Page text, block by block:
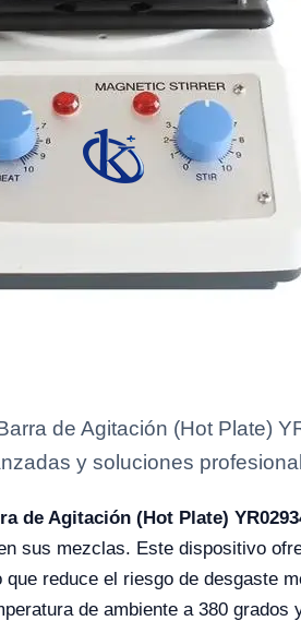
de Agitación (Hot Plate)
y soluciones
de Agitación (Hot Plate)
sus mezclas. Este dispositivo
reduce el riesgo de desgaste
de ambiente a 380